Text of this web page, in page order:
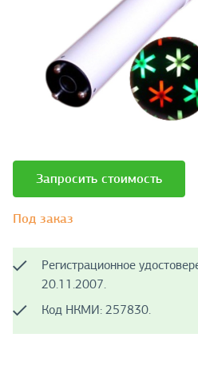
Запросить стоимость
Под заказ
Регистрационное
20.11.2007.
Код НКМИ: 257830.